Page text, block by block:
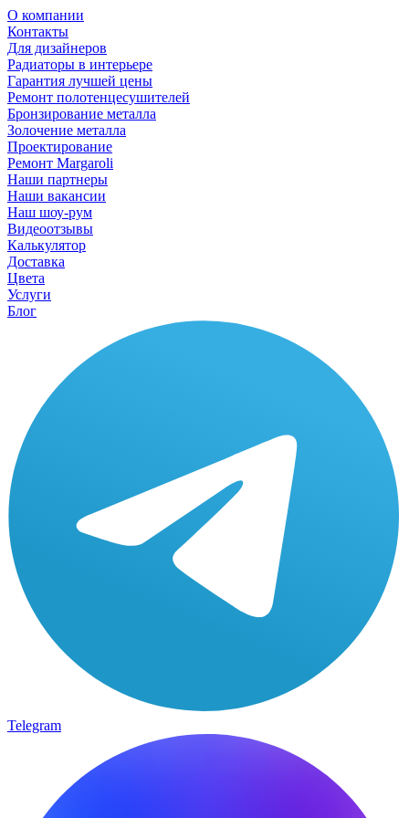
О компании
Контакты
Для дизайнеров
Радиаторы в интерьере
Гарантия лучшей цены
Ремонт полотенцесушителей
Бронзирование металла
Золочение металла
Проектирование
Ремонт Margaroli
Наши партнеры
Наши вакансии
Наш шоу-рум
Видеоотзывы
Калькулятор
Доставка
Цвета
Услуги
Блог
Telegram